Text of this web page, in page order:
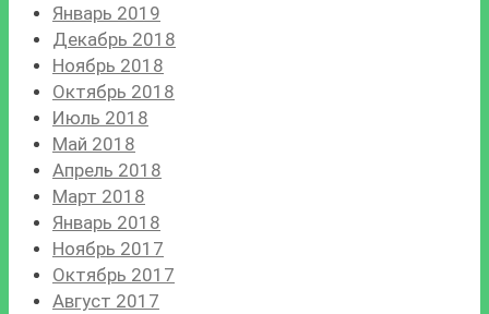
Январь 2019
Декабрь 2018
Ноябрь 2018
Октябрь 2018
Июль 2018
Май 2018
Апрель 2018
Март 2018
Январь 2018
Ноябрь 2017
Октябрь 2017
Август 2017